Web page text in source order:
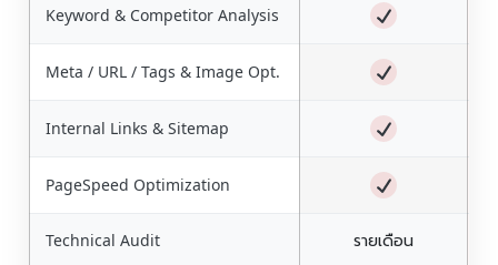
Keyword & Competitor Analysis
Meta / URL / Tags & Image Opt.
Internal Links & Sitemap
PageSpeed Optimization
Technical Audit รายเดือน